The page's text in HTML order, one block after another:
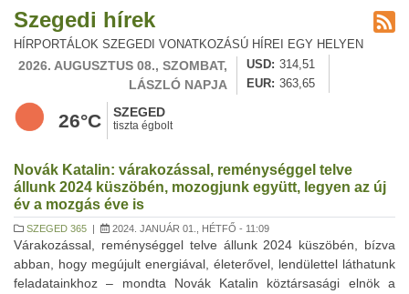
Szegedi hírek
HÍRPORTÁLOK SZEGEDI VONATKOZÁSÚ HÍREI EGY HELYEN
2026. AUGUSZTUS 08., SZOMBAT,
LÁSZLÓ NAPJA
USD
314,51
EUR
363,65
26°C SZEGED
tiszta égbolt
Novák Katalin: várakozással, reménységgel telve
állunk 2024 küszöbén, mozogjunk együtt, legyen az új
év a mozgás éve is
SZEGED 365 | 2024. JANUÁR 01., HÉTFŐ - 11:09
Várakozással, reménységgel telve állunk 2024 küszöbén, bízva
abban, hogy megújult energiával, életerővel, lendülettel láthatunk
feladatainkhoz – mondta Novák Katalin köztársasági elnök a